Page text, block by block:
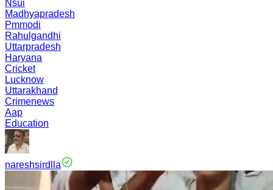
Nsui
Madhyapradesh
Pmmodi
Rahulgandhi
Uttarpradesh
Haryana
Cricket
Lucknow
Uttarakhand
Crimenews
Aap
Education
nareshsirdlla